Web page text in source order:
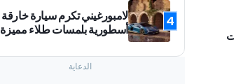
4
لامبورغيني تكرم سيارة خارقة
أسطورية بلمسات طلاء مميزة